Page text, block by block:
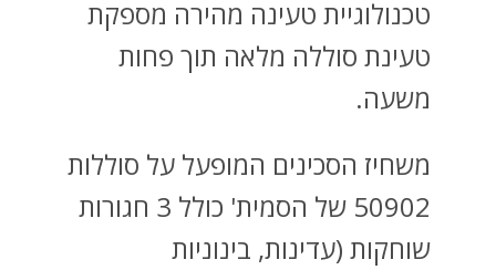
טכנולוגיית טעינה מהירה מספקת
טעינת סוללה מלאה תוך פחות
משעה.
משחיז הסכינים המופעל על סוללות
50902 של הסמית' כולל 3 חגורות
שוחקות (עדינות, בינוניות